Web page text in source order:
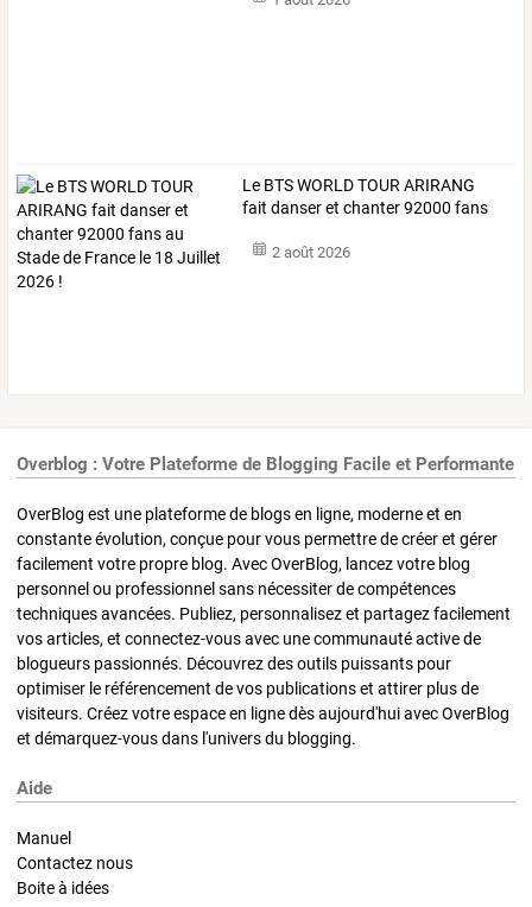
Le BTSWORLDTOUR ARIRANG
fait danseret chanter92000 fans
2 août 2026
Overblog : Votre Plateforme de Blogging Facile et Performante
OverBlog est une plateforme de blogs en ligne, moderne et en
constante évolution, conçue pour vous permettre de créer et gérer
facilement votre propre blog. Avec OverBlog, lancez votre blog
personnel ou professionnel sans nécessiter de compétences
techniques avancées. Publiez, personnalisez et partagez facilement
vos articles, et connectez-vous avec une communauté active de
blogueurs passionnés. Découvrez des outils puissants pour
optimiser le référencement de vos publications et attirer plus de
visiteurs. Créez votre espace en ligne dès aujourd'hui avec OverBlog
et démarquez-vous dans l'univers du blogging.
Aide
Manuel
Contactez nous
Boite à idées